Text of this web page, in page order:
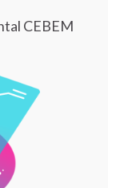
CEBEM